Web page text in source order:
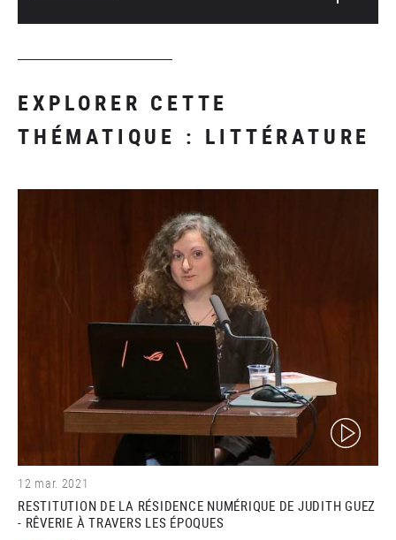
EXPLORER CETTE
THÉMATIQUE : LITTÉRATURE
(video)
12 mar. 2021
RESTITUTION DE LA RÉSIDENCE NUMÉRIQUE DE JUDITH GUEZ
- RÊVERIE À TRAVERS LES ÉPOQUES